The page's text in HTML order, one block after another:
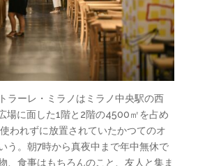
ラーレ・ミラノはミラノ中央駅の西
場に面した1階と2階の4500㎡を占め
われずに放置されていたかつてのオ
う。朝7時から真夜中まで年中無休で
、食事はもちろんのこと、友人と集ま